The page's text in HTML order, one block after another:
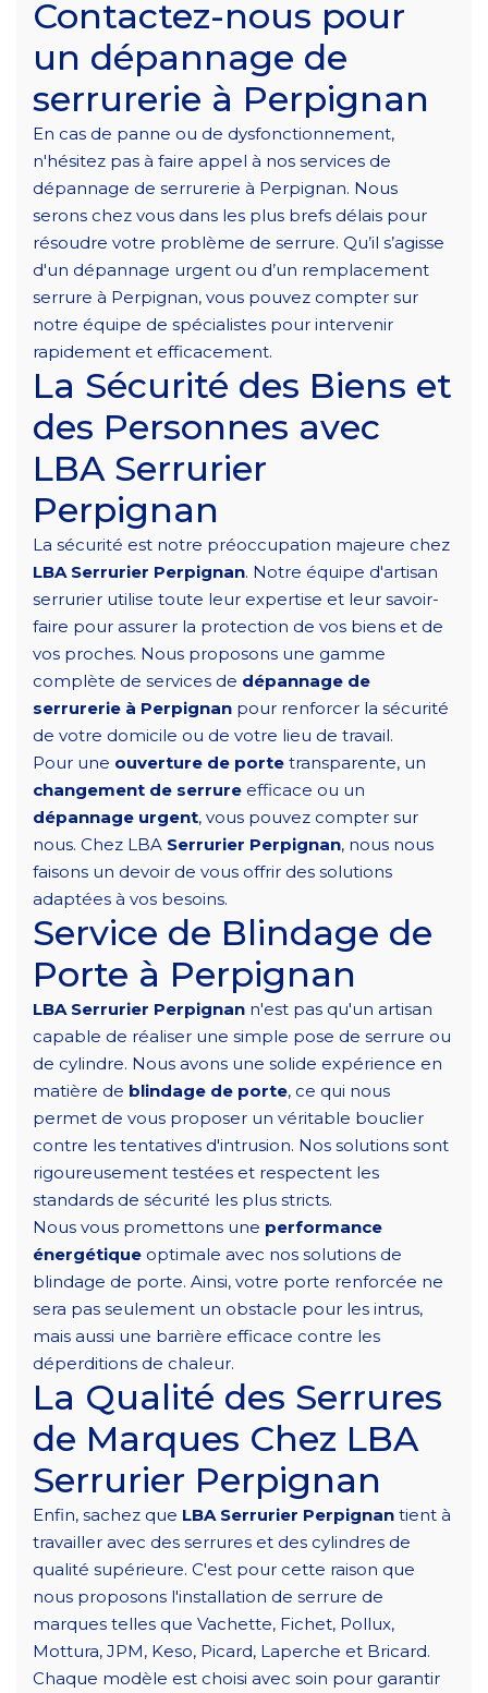
Contactez-nous pour
un dépannage de
serrurerie à Perpignan
En cas de panne ou de dysfonctionnement,
n'hésitez pas à faire appel à nos services de
dépannage de serrurerie à Perpignan. Nous
serons chez vous dans les plus brefs délais pour
résoudre votre problème de serrure. Qu’il s’agisse
d'un dépannage urgent ou d’un remplacement
serrure à Perpignan, vous pouvez compter sur
notre équipe de spécialistes pour intervenir
rapidement et efficacement.
La Sécurité des Biens et
des Personnes avec
LBA Serrurier
Perpignan
La sécurité est notre préoccupation majeure chez
LBA Serrurier Perpignan. Notre équipe d'artisan
serrurier utilise toute leur expertise et leur savoir-
faire pour assurer la protection de vos biens et de
vos proches. Nous proposons une gamme
complète de services de dépannage de
serrurerie à Perpignan pour renforcer la sécurité
de votre domicile ou de votre lieu de travail.
Pour une ouverture de porte transparente, un
changement de serrure efficace ou un
dépannage urgent, vous pouvez compter sur
nous. Chez LBA Serrurier Perpignan, nous nous
faisons un devoir de vous offrir des solutions
adaptées à vos besoins.
Service de Blindage de
Porte à Perpignan
LBA Serrurier Perpignan n'est pas qu'un artisan
capable de réaliser une simple pose de serrure ou
de cylindre. Nous avons une solide expérience en
matière de blindage de porte, ce qui nous
permet de vous proposer un véritable bouclier
contre les tentatives d'intrusion. Nos solutions sont
rigoureusement testées et respectent les
standards de sécurité les plus stricts.
Nous vous promettons une performance
énergétique optimale avec nos solutions de
blindage de porte. Ainsi, votre porte renforcée ne
sera pas seulement un obstacle pour les intrus,
mais aussi une barrière efficace contre les
déperditions de chaleur.
La Qualité des Serrures
de Marques Chez LBA
Serrurier Perpignan
Enfin, sachez que LBA Serrurier Perpignan tient à
travailler avec des serrures et des cylindres de
qualité supérieure. C'est pour cette raison que
nous proposons l'installation de serrure de
marques telles que Vachette, Fichet, Pollux,
Mottura, JPM, Keso, Picard, Laperche et Bricard.
Chaque modèle est choisi avec soin pour garantir